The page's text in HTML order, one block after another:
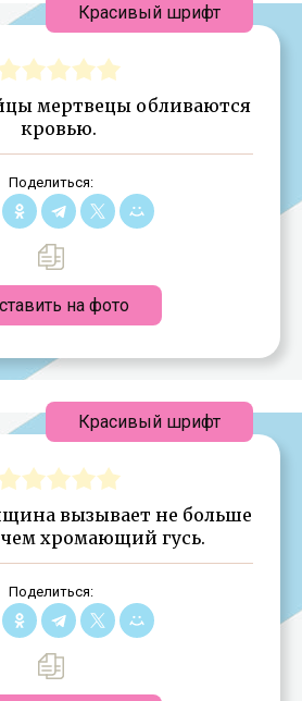
мертвецы обливаются
кровью.
Поделиться:
на фото
Красивый шрифт
вызывает не больше
хромающий гусь.
Поделиться:
Красивый шрифт